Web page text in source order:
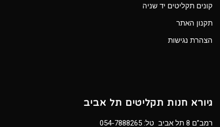
קונים תקליטים יד שניה
תקנון האתר
הצהרת נגישות
גיורא חנות תקליטים תל אביב
רמב”ם 8 תל אביב טל: 054-7888265